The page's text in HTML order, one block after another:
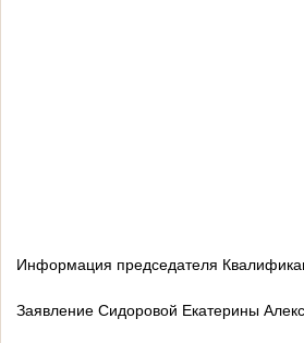
Информация председателя
Заявление Сидоровой Екатерины